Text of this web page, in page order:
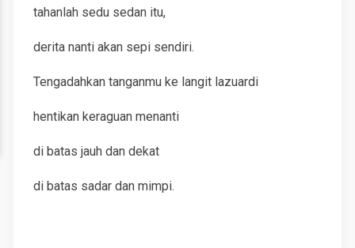
tahanlah sedu sedan itu,
derita nanti akan sepi sendiri.
Tengadahkan tanganmu ke langit lazuardi
hentikan keraguan menanti
di batas jauh dan dekat
di batas sadar dan mimpi.